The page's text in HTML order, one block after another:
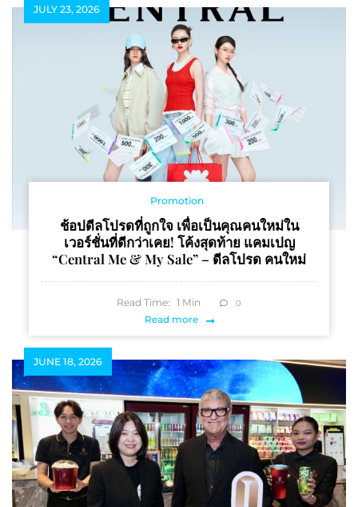
JULY 23, 2026
Promotion
ช้อปดีลโปรดที่ถูกใจ เพื่อเป็นคุณคนใหม่ใน
เวอร์ชั่นที่ดีกว่าเคย! โค้งสุดท้าย แคมเปญ
“Central Me & My Sale” – ดีลโปรด คนใหม่
Read Time: 1 Min 0
Read more
JUNE 18, 2026